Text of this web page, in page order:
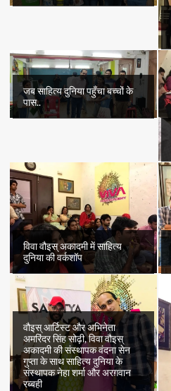
जब साहित्य दुनिया पहुँचा बच्चों के
पास..
विवा वौइस् अकादमी में साहित्य
दुनिया की वर्कशॉप
वौइस् आर्टिस्ट और अभिनेता
अमरिंदर सिंह सोढ़ी, विवा वौइस्
अकादमी की संस्थापक वंदना सेन
गुप्ता के साथ साहित्य दुनिया के
संस्थापक नेहा शर्मा और अरग़वान
रब्बही